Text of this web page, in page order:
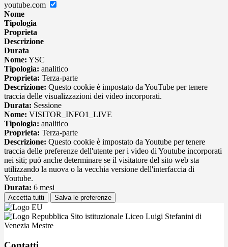
youtube.com
Nome
Tipologia
Proprieta
Descrizione
Durata
Nome: YSC
Tipologia: analitico
Proprieta: Terza-parte
Descrizione: Questo cookie è impostato da YouTube per tenere
traccia delle visualizzazioni dei video incorporati.
Durata: Sessione
Nome: VISITOR_INFO1_LIVE
Tipologia: analitico
Proprieta: Terza-parte
Descrizione: Questo cookie è impostato da Youtube per tenere
traccia delle preferenze dell'utente per i video di Youtube incorporati
nei siti; può anche determinare se il visitatore del sito web sta
utilizzando la nuova o la vecchia versione dell'interfaccia di
Youtube.
Durata: 6 mesi
Accetta tutti Salva le preferenze
Sito istituzionale Liceo Luigi Stefanini di
Venezia Mestre